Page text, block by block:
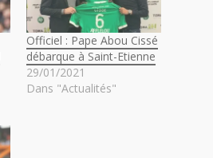
Officiel : Pape Abou Cissé
débarque à Saint-Etienne
29/01/2021
Dans "Actualités"